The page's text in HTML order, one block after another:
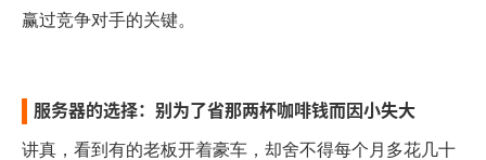
赢过竞争对手的关键。
服务器的选择：别为了省那两杯咖啡钱而因小失大
讲真，看到有的老板开着豪车，却舍不得每个月多花几十